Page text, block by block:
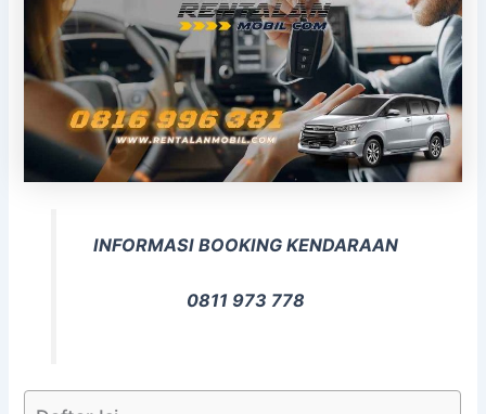
INFORMASI BOOKING KENDARAAN
0811 973 778